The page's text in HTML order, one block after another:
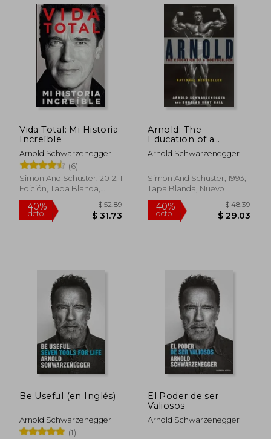
45%
dcto. $ 26.28
45%
dcto.
Vida Total: Mi Historia
Increíble
Arnold Schwarzenegger
(6)
Simon And Schuster, 2012, 1
Edición, Tapa Blanda,
Nuevo
40%
Arnold: The
Education of a
Bodybuilder (en
Inglés)
Arnold Schwarzenegger
Simon And Schuster, 1993,
Tapa Blanda, Nuevo
40%
dcto.
Be Useful (en Inglés)
Arnold Schwarzenegger
(1)
El Poder de ser
Valiosos
Arnold Schwarzenegger